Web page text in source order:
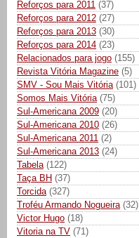
Reforços para 2011 (37)
Reforços para 2012 (27)
Reforços para 2013 (30)
Reforços para 2014 (23)
Relacionados para jogo (155)
Revista Vitória Magazine (5)
SMV - Sou Mais Vitória (101)
Somos Mais Vitória (75)
Sul-Americana 2009 (20)
Sul-Americana 2010 (26)
Sul-Americana 2011 (2)
Sul-Americana 2013 (24)
Tabela (122)
Taça BH (37)
Torcida (327)
Troféu Armando Nogueira (32)
Victor Hugo (18)
Vitoria na TV (71)